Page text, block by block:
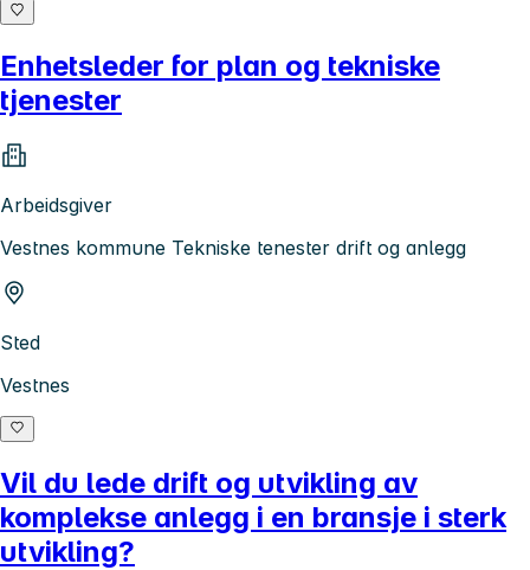
Enhetsleder for plan og tekniske
tjenester
Arbeidsgiver
Vestnes kommune Tekniske tenester drift og anlegg
Sted
Vestnes
Vil du lede drift og utvikling av
komplekse anlegg i en bransje i sterk
utvikling?